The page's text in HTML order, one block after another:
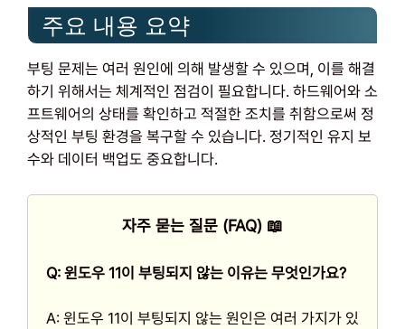
주요 내용 요약
부팅 문제는 여러 원인에 의해 발생할 수 있으며, 이를 해결
하기 위해서는 체계적인 점검이 필요합니다. 하드웨어와 소
프트웨어의 상태를 확인하고 적절한 조치를 취함으로써 정
상적인 부팅 환경을 복구할 수 있습니다. 정기적인 유지 보
수와 데이터 백업도 중요합니다.
자주 묻는 질문 (FAQ) 📖
Q: 윈도우 11이 부팅되지 않는 이유는 무엇인가요?
A: 윈도우 11이 부팅되지 않는 원인은 여러 가지가 있